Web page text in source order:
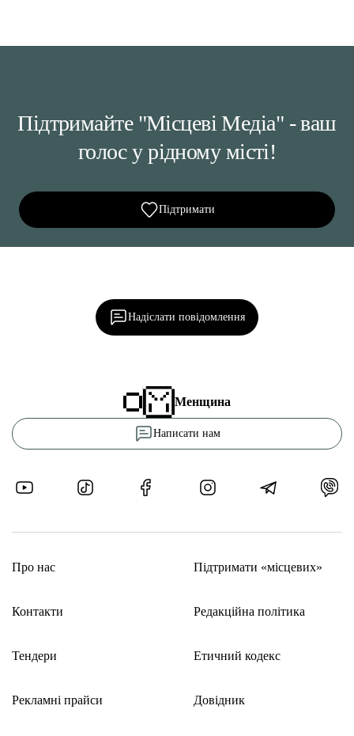
Підтримайте "Місцеві Медіа" - ваш
голос у рідному місті!
Підтримати
Надіслати повідомлення
Менщина
Написати нам
Про нас
Контакти
Тендери
Рекламні прайси
Підтримати «місцевих»
Редакційна політика
Етичний кодекс
Довідник